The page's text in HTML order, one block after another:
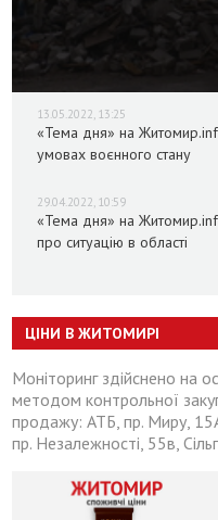
13.05.2022, 13:25
«Тема дня» на
умовах воєнного стану
29.04.2022, 10:59
«Тема дня» на
про ситуацію в області
ЦІНИ В ЖИТОМИРІ
Моніторинг здійснено на
методом контрольної
продажу: АТБ, пр. Миру,
пр. Незалежності, 55в,